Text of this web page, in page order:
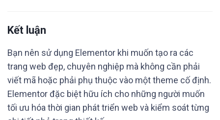
Kết luận
Bạn nên sử dụng Elementor khi muốn tạo ra các
trang web đẹp, chuyên nghiệp mà không cần phải
viết mã hoặc phải phụ thuộc vào một theme cố định.
Elementor đặc biệt hữu ích cho những người muốn
tối ưu hóa thời gian phát triển web và kiểm soát từng